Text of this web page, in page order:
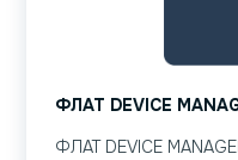
ФЛАТ DEVICE
ФЛАТ DEVICE